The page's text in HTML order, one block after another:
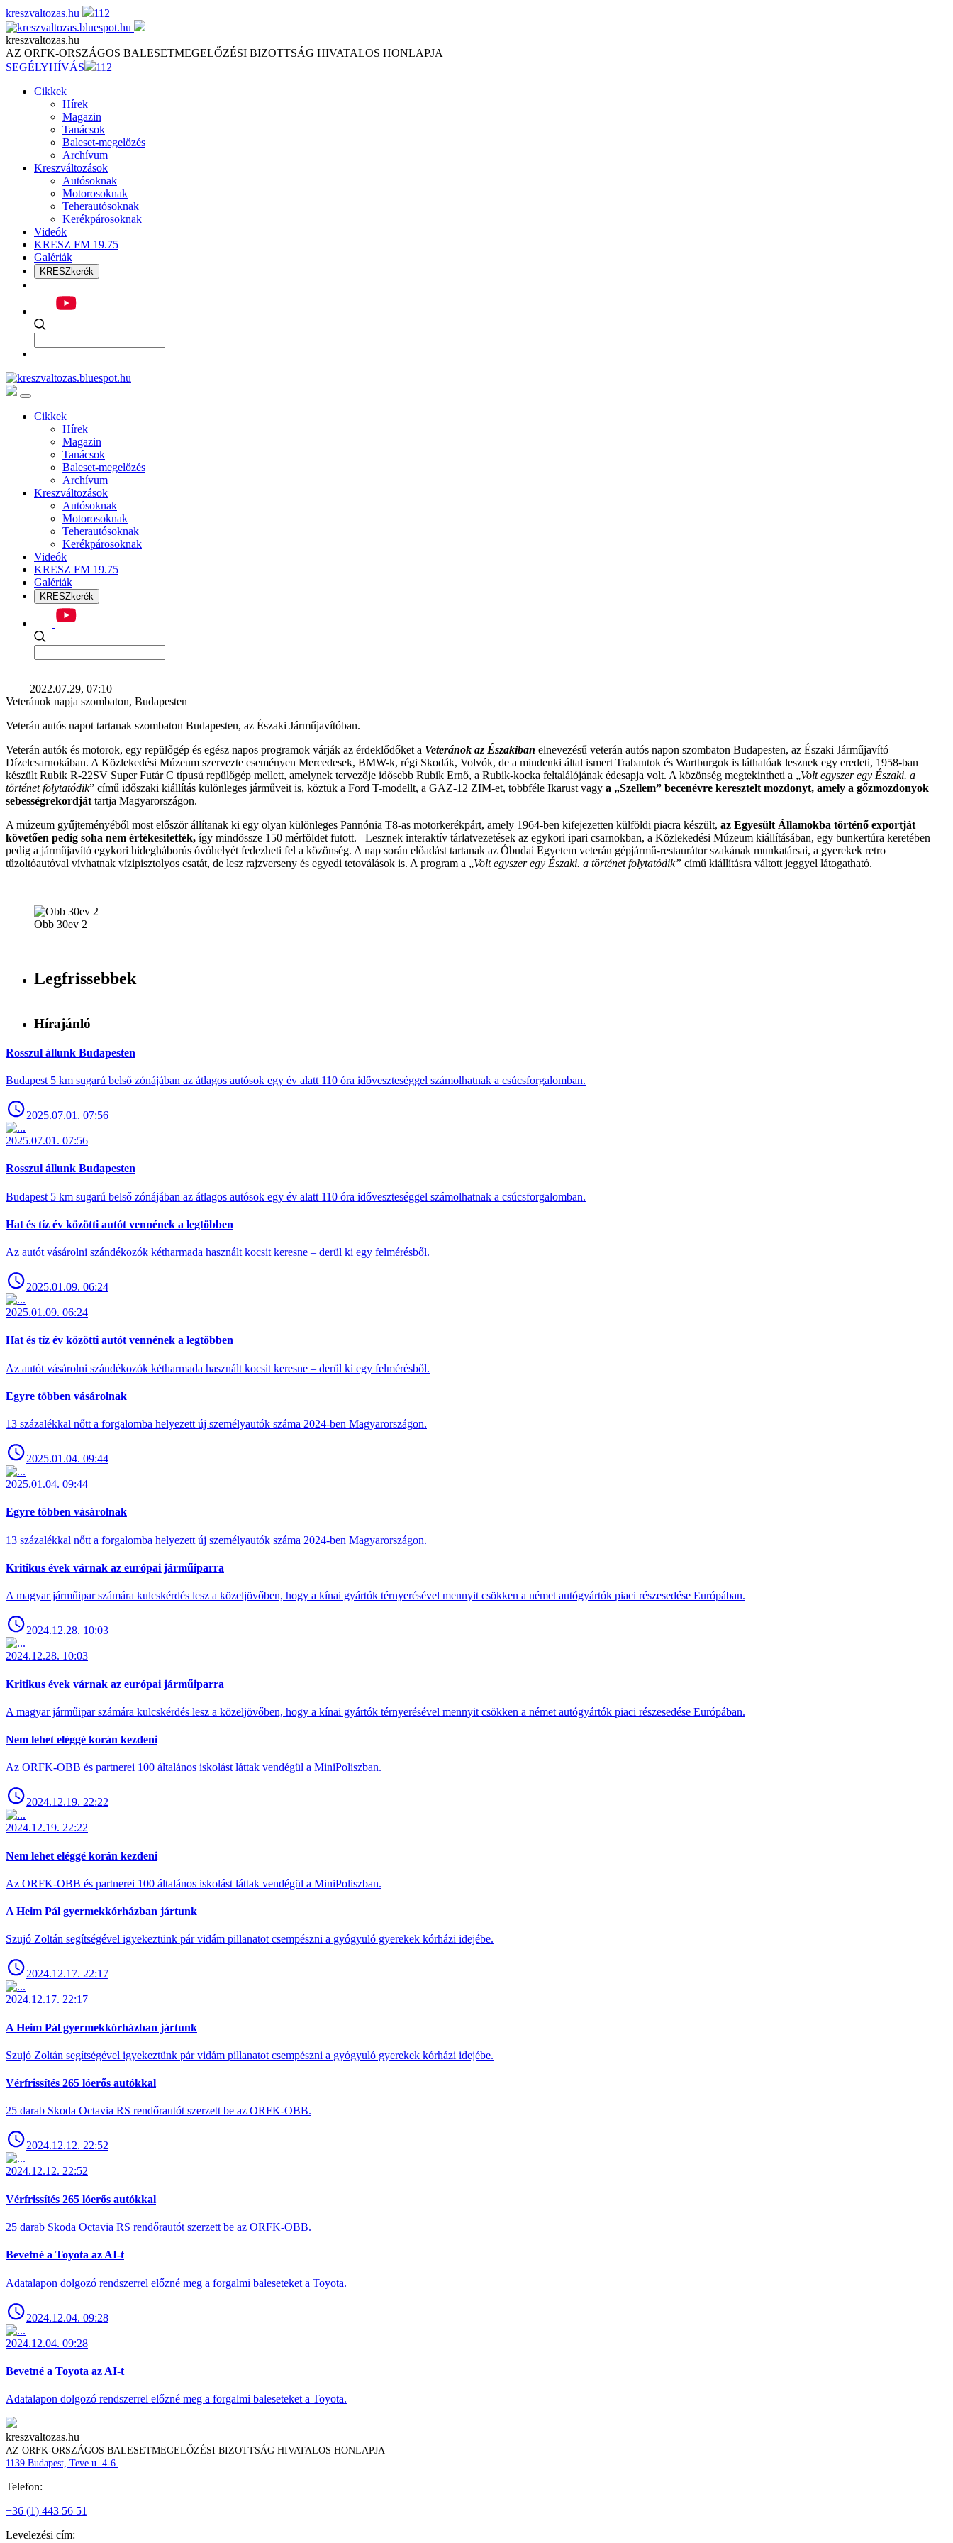
Skip
to
content
kreszvaltozas.hu 112
kreszvaltozas.hu
AZ ORFK-ORSZÁGOS BALESETMEGELŐZÉSI BIZOTTSÁG HIVATALOS HONLAPJA
SEGÉLYHÍVÁS
112
Cikkek
Hírek
Magazin
Tanácsok
Baleset-megelőzés
Archívum
Kreszváltozások
Autósoknak
Motorosoknak
Teherautósoknak
Kerékpárosoknak
Videók
KRESZ FM 19.75
Galériák
KRESZkerék
Cikkek
Hírek
Magazin
Tanácsok
Baleset-megelőzés
Archívum
Kreszváltozások
Autósoknak
Motorosoknak
Teherautósoknak
Kerékpárosoknak
Videók
KRESZ FM 19.75
Galériák
KRESZkerék
2022.07.29, 07:10
Veteránok napja szombaton, Budapesten
Veterán autós napot tartanak szombaton Budapesten, az Északi Járműjavítóban.
Veterán autók és motorok, egy repülőgép és egész napos programok várják az érdeklődőket a Veteránok az Északiban elnevezésű veterán autós napon szombaton Budapesten, az Északi Járműjavító
Dízelcsarnokában. A Közlekedési Múzeum szervezte eseményen Mercedesek, BMW-k, régi Skodák, Volvók, de a mindenki által ismert Trabantok és Wartburgok is láthatóak lesznek egy eredeti, 1958-ban
készült Rubik R-22SV Super Futár C típusú repülőgép mellett, amelynek tervezője idősebb Rubik Ernő, a Rubik-kocka feltalálójának édesapja volt. A közönség megtekintheti a „Volt egyszer egy Északi. a
történet folytatódik” című időszaki kiállítás különleges járműveit is, köztük a Ford T-modellt, a GAZ-12 ZIM-et, többféle Ikarust vagy a „Szellem” becenévre keresztelt mozdonyt, amely a gőzmozdonyok
sebességrekordját tartja Magyarországon.
A múzeum gyűjteményéből most először állítanak ki egy olyan különleges Pannónia T8-as motorkerékpárt, amely 1964-ben kifejezetten külföldi piacra készült, az Egyesült Államokba történő exportját
követően pedig soha nem értékesítették, így mindössze 150 mérföldet futott. Lesznek interaktív tárlatvezetések az egykori ipari csarnokban, a Közlekedési Múzeum kiállításában, egy bunkertúra keretében
pedig a járműjavító egykori hidegháborús óvóhelyét fedezheti fel a közönség. A nap során előadást tartanak az Óbudai Egyetem veterán gépjármű-restaurátor szakának munkatársai, a gyerekek retro
tűzoltóautóval vívhatnak vízipisztolyos csatát, de lesz rajzverseny és egyedi tetoválások is. A program a „Volt egyszer egy Északi. a történet folytatódik” című kiállításra váltott jeggyel látogatható.
Obb 30ev 2
Legfrissebbek
Hírajánló
Rosszul állunk Budapesten
Budapest 5 km sugarú belső zónájában az átlagos autósok egy év alatt 110 óra időveszteséggel számolhatnak a csúcsforgalomban.
2025.07.01. 07:56
2025.07.01. 07:56
Rosszul állunk Budapesten
Budapest 5 km sugarú belső zónájában az átlagos autósok egy év alatt 110 óra időveszteséggel számolhatnak a csúcsforgalomban.
Hat és tíz év közötti autót vennének a legtöbben
Az autót vásárolni szándékozók kétharmada használt kocsit keresne – derül ki egy felmérésből.
2025.01.09. 06:24
2025.01.09. 06:24
Hat és tíz év közötti autót vennének a legtöbben
Az autót vásárolni szándékozók kétharmada használt kocsit keresne – derül ki egy felmérésből.
Egyre többen vásárolnak
13 százalékkal nőtt a forgalomba helyezett új személyautók száma 2024-ben Magyarországon.
2025.01.04. 09:44
2025.01.04. 09:44
Egyre többen vásárolnak
13 százalékkal nőtt a forgalomba helyezett új személyautók száma 2024-ben Magyarországon.
Kritikus évek várnak az európai járműiparra
A magyar járműipar számára kulcskérdés lesz a közeljövőben, hogy a kínai gyártók térnyerésével mennyit csökken a német autógyártók piaci részesedése Európában.
2024.12.28. 10:03
2024.12.28. 10:03
Kritikus évek várnak az európai járműiparra
A magyar járműipar számára kulcskérdés lesz a közeljövőben, hogy a kínai gyártók térnyerésével mennyit csökken a német autógyártók piaci részesedése Európában.
Nem lehet eléggé korán kezdeni
Az ORFK-OBB és partnerei 100 általános iskolást láttak vendégül a MiniPoliszban.
2024.12.19. 22:22
2024.12.19. 22:22
Nem lehet eléggé korán kezdeni
Az ORFK-OBB és partnerei 100 általános iskolást láttak vendégül a MiniPoliszban.
A Heim Pál gyermekkórházban jártunk
Szujó Zoltán segítségével igyekeztünk pár vidám pillanatot csempészni a gyógyuló gyerekek kórházi idejébe.
2024.12.17. 22:17
2024.12.17. 22:17
A Heim Pál gyermekkórházban jártunk
Szujó Zoltán segítségével igyekeztünk pár vidám pillanatot csempészni a gyógyuló gyerekek kórházi idejébe.
Vérfrissítés 265 lóerős autókkal
25 darab Skoda Octavia RS rendőrautót szerzett be az ORFK-OBB.
2024.12.12. 22:52
2024.12.12. 22:52
Vérfrissítés 265 lóerős autókkal
25 darab Skoda Octavia RS rendőrautót szerzett be az ORFK-OBB.
Bevetné a Toyota az AI-t
Adatalapon dolgozó rendszerrel előzné meg a forgalmi baleseteket a Toyota.
2024.12.04. 09:28
2024.12.04. 09:28
Bevetné a Toyota az AI-t
Adatalapon dolgozó rendszerrel előzné meg a forgalmi baleseteket a Toyota.
kreszvaltozas.hu
AZ ORFK-ORSZÁGOS BALESETMEGELŐZÉSI BIZOTTSÁG HIVATALOS HONLAPJA
1139 Budapest, Teve u. 4-6.
Telefon:
+36 (1) 443 56 51
Levelezési cím: